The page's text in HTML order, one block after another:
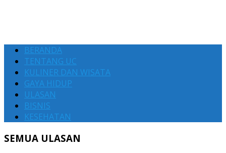
BERANDA
TENTANG UC
KULINER DAN WISATA
GAYA HIDUP
ULASAN
BISNIS
KESEHATAN
SEMUA ULASAN